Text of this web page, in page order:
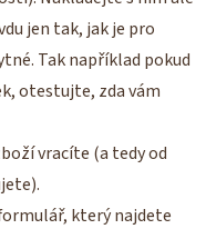
jen tak, jak je pro
Tak například pokud
otestujte, zda vám
vracíte (a tedy od
který najdete